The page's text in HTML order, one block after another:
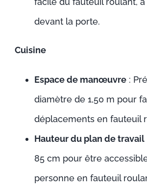
devant la porte.
Cuisine
Espace de manœuvre:
diamètre de 1,50 m pour
déplacements en fauteuil
Hauteur du plan de travail
85 cm pour être
personne en fauteuil